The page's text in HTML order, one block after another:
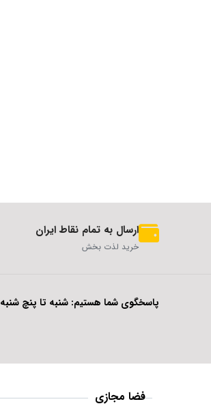
ارسال به تمام نقاط ایران
خرید لذت بخش
پاسخگوی شما هستیم: شنبه تا پنچ شنبه
فضا مجازی